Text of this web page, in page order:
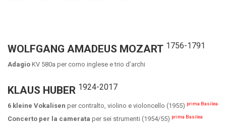
WOLFGANG AMADEUS MOZART 1756-1791
Adagio KV 580a per corno inglese e trio d’archi
KLAUS HUBER 1924-2017
6 kleine Vokalisen per contralto, violino e violoncello (1955) prima Basilea
Concerto per la camerata per sei strumenti (1954/55) prima Basilea